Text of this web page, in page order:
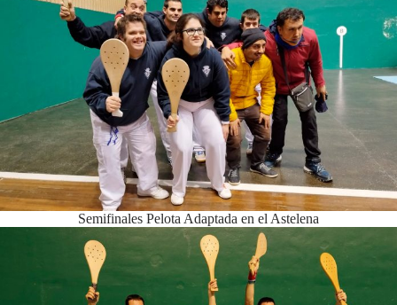
Semifinales Pelota Adaptada en el Astelena